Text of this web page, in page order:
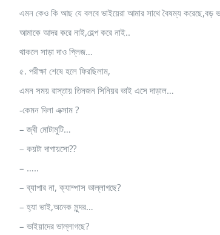
এমন কেও কি আছ যে বলবে ভাইয়েরা আমার সাথে বৈষম্য করেছে,বড়
আমাকে আদর করে নাই,হেল্প করে নাই..
থাকলে সাড়া দাও প্লিজ…
৫. পরীক্ষা শেষে হলে ফিরছিলাম,
এমন সময় রাস্তায় তিনজন সিনিয়র ভাই এসে দাড়াল…
-কেমন দিলা এক্সাম ?
– জ্বী মোটামুটি…
– কয়টা দাগায়সো??
– …..
– ব্যাপার না, ক্যাম্পাস ভাল্লাগছে?
– হ্যা ভাই,অনেক সুন্দর…
– ভাইয়াদের ভাল্লাগছে?